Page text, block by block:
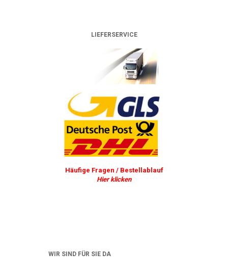
LIEFERSERVICE
Häufige Fragen / Bestellablauf
Hier klicken
WIR SIND FÜR SIE DA